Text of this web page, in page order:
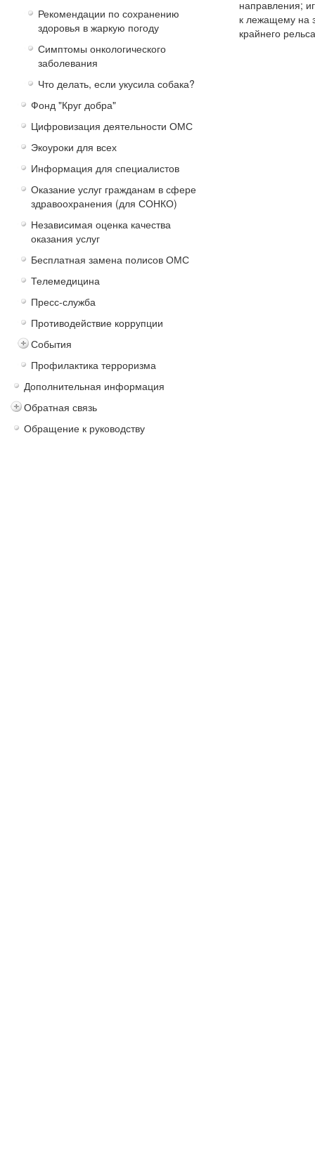
Рекомендации по сохранению
здоровья в жаркую погоду
Симптомы онкологического
заболевания
Что делать, если укусила собака?
Фонд "Круг добра"
Цифровизация деятельности ОМС
Экоуроки для всех
Информация для специалистов
Оказание услуг гражданам в сфере
здравоохранения (для СОНКО)
Независимая оценка качества
оказания услуг
Бесплатная замена полисов ОМС
Телемедицина
Пресс-служба
Противодействие коррупции
События
Профилактика терроризма
Дополнительная информация
Обратная связь
Обращение к руководству
направления;
к лежащему на
крайнего